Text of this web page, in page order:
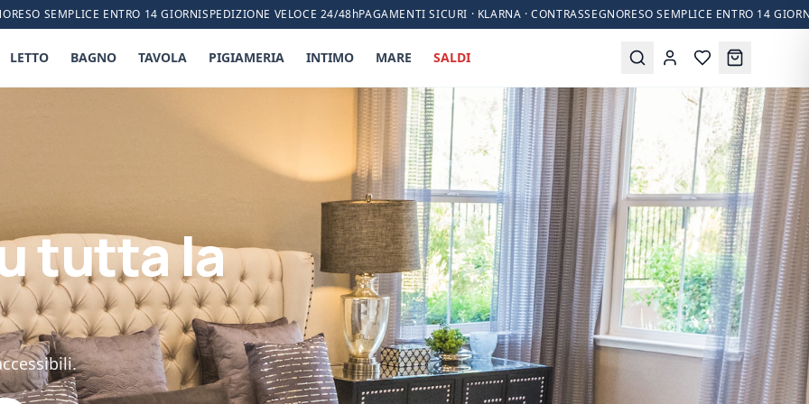
RESO SEMPLICE ENTRO 14 GIORNISPEDIZIONE VELOCE 24/48hPAGAMENTI SICURI · KLARNA · CONTRASSEGNORESO SEMPLICE ENTRO 14
LETTO BAGNO TAVOLA PIGIAMERIA INTIMO MARE SALDI
tutta la